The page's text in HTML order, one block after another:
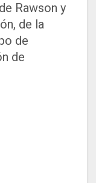
Rawson y
de la
de
de